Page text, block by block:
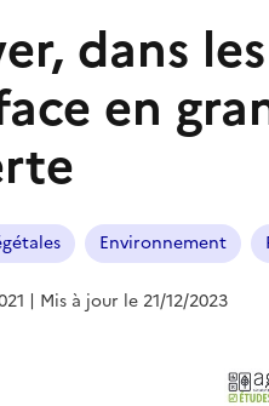
dans
en
Environnement
| Mis à jour le 21/12/2023